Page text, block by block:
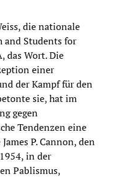
die nationale
and Students for
das Wort. Die
einer
der Kampf für den
sie, hat im
gegen
Tendenzen eine
P. Cannon, den
in der
Pablismus,